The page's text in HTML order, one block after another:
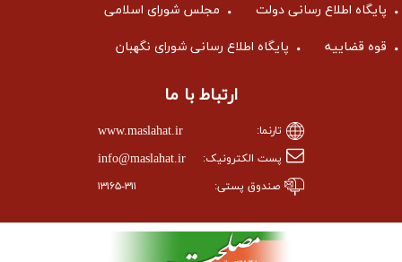
پایگاه اطلاع رسانی دولت مجلس شورای اسلامی
قوه قضاییه پایگاه اطلاع رسانی شورای نگهبان
ارتباط با ما
تارنما: www.maslahat.ir
پست الکترونیک: info@maslahat.ir
صندوق پستی: ۱۳۱۶۵-۳۱۱